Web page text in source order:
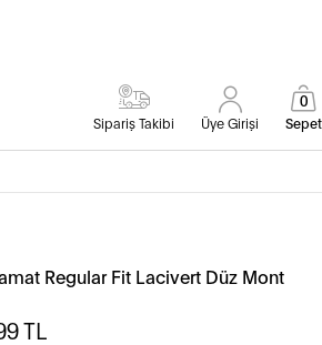
Sipariş Takibi Üye Girişi Sepet
0
Regular Fit Lacivert Düz Mont
TL